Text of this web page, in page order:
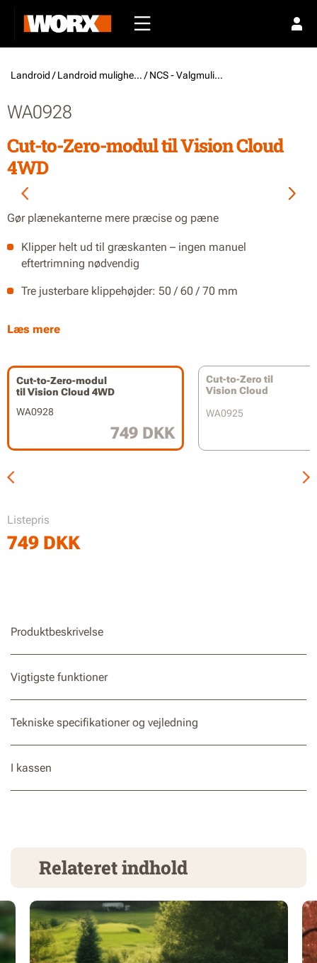
Landroid / Landroid muligheder / NCS - Valgmuligheder
WA0928
Cut-to-Zero-modul til Vision Cloud
4WD
Gør plænekanterne mere præcise og pæne
Klipper helt ud til græskanten – ingen manuel
eftertrimning nødvendig
Tre justerbare klippehøjder: 50 / 60 / 70 mm
Læs mere
Cut-to-Zero-modul
til Vision Cloud 4WD
WA0928
749 DKK
Cut-to-Zero til
Vision Cloud
WA0925
Listepris
749 DKK
Produktbeskrivelse
Vigtigste funktioner
Tekniske specifikationer og vejledning
I kassen
Relateret indhold